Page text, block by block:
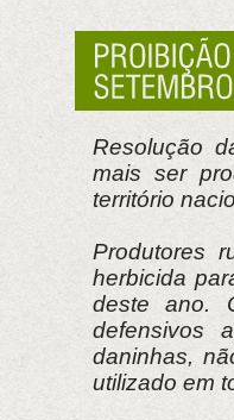
Resolução
mais ser
território
Produtores
herbicida
deste ano.
defensivos
daninhas,
utilizado em